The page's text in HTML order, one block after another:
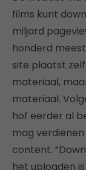
films kunt
miljard
honderd
site plaatst
materiaal,
materiaal.
hof eerder al
mag
content.
het uploaden